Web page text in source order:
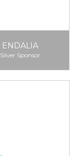
ENDALIA
Silver Sponsor